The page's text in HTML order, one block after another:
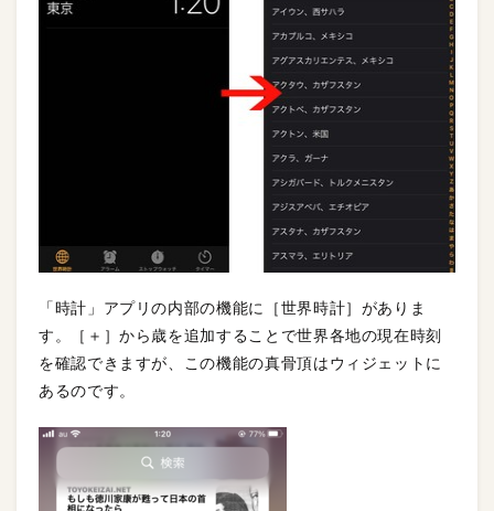
「時計」アプリの内部の機能に［世界時計］がありま
す。［＋］から歳を追加することで世界各地の現在時刻
を確認できますが、この機能の真骨頂はウィジェットに
あるのです。